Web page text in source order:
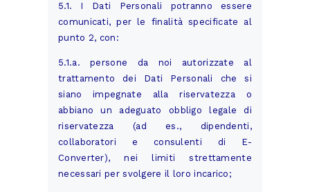
5.1. I Dati Personali potranno essere
comunicati, per le finalità specificate al
punto 2, con:
5.1.a. persone da noi autorizzate al
trattamento dei Dati Personali che si
siano impegnate alla riservatezza o
abbiano un adeguato obbligo legale di
riservatezza (ad es., dipendenti,
collaboratori e consulenti di E-
Converter), nei limiti strettamente
necessari per svolgere il loro incarico;